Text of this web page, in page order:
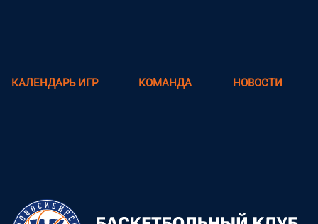
КАЛЕНДАРЬ ИГР КОМАНДА НОВОСТИ